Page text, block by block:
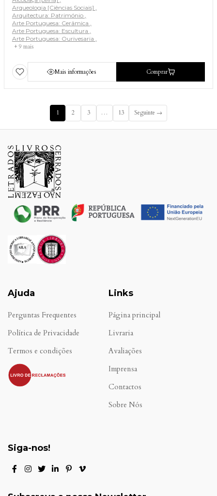
Arqueologia [Ciências Sociais]
Arquitectura: Património
Arte Portuguesa: Cerâmica
Arte Portuguesa: Escultura
Arte Portuguesa: Ourivesaria
+ 9 mais
Mais informações Comprar
1 2 3 … 13 Seguinte →
Ajuda
Perguntas Frequentes
Política de Privacidade
Termos e condições
.
Links
Página principal
Livraria
Avaliações
Imprensa
Contactos
Sobre Nós
Siga-nos!